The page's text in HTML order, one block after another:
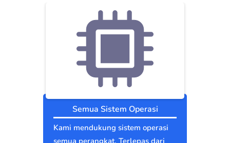
Semua Sistem Operasi
Kami mendukung sistem operasi